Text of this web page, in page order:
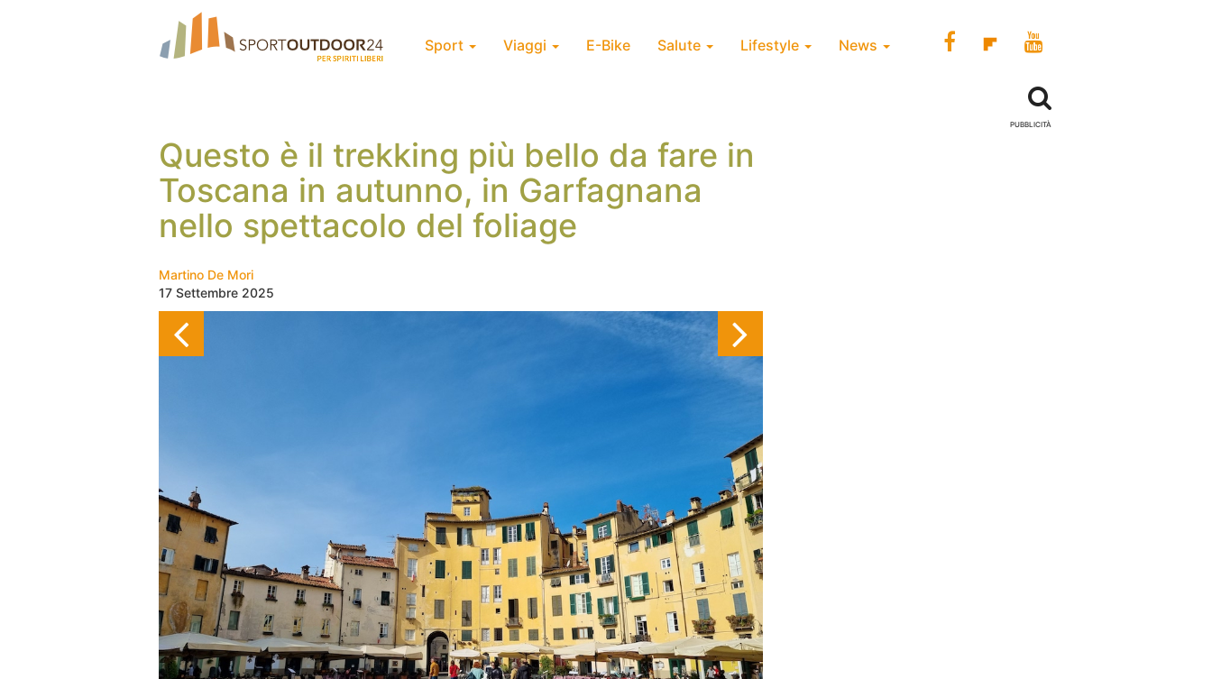
Sport Viaggi E-Bike Salute Lifestyle News
Questo è il trekking più bello da fare in
Toscana in autunno, in Garfagnana
nello spettacolo del foliage
Martino De Mori
17 Settembre 2025
PUBBLICITÀ